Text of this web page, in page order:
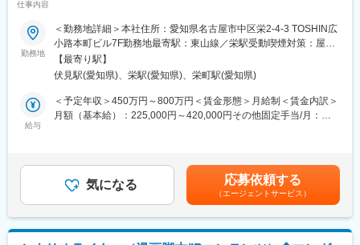
プラス株式会社 ：「Plus Design X」プロモーションサイト
株式会社リクルート：SUUMO Webサービスサイト
ラクスル株式会社：Webサービスサイト、CI
岩手銀行：コーポレートサイト・アプリ ※岩手ADC コンペティシ
制作実績?？https://coosy.co.jp/work/
SEO支援や広告・運用まで対応し、Webビジネスを支援していま
す。
近年はAI事業やグローバル展開も進め、ミャンマーでのオフショ
ア体制やイギリス支社を展開。培った知見と技術でお客様の成長
に貢献しています。
仕事内容
■業務内容
WEB制作や広告などの多様なサービス媒体を扱う総合広告代理店
である同社の映像コンテンツの制作をお任せします。受注案件は
ほぼ全てが一次請けの為、プランニングからディレクション、撮
影、編集など、すべての工程を一貫して携わることができます。
・ロケハン、キャスティング
・撮影、ディレクション（ドローンやゴープロでの撮影もあり）
・編集、・進行管理、スケジュール調整
勤務地
＜勤務地詳細＞本社住所：愛知県名古屋市中区栄2-4-3 TOSHIN広
小路本町ビル7F勤務地最寄駅：東山線／栄駅受動喫煙対策：屋内
全面禁煙変更の範囲：会社の定める事業所（リモートワーク含
む）
【最寄り駅】
伏見駅(愛知県)、栄駅(愛知県)、栄町駅(愛知県)
給与
＜予定年収＞450万円～800万円＜賃金形態＞月給制＜賃金内訳＞
月額（基本給）：225,000円～420,000円その他固定手当/月：
有＜給与補足＞※経験、年齢、能力を考慮の上、優遇します。■そ
の他固定手当：一律通勤手当2万円■給与改定：年1回■賞与：年2
回賃金はあくまでも目安の金額であり、選考を通じて上下する可
能性があります。月給(月額)は固定手当を含めた表記です。
気になる 応募依頼する
（エージェントサービス）